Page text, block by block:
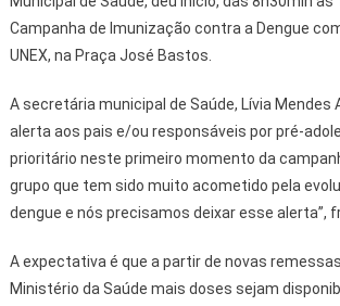
Campanha de Imunização contra a Dengue
UNEX, na Praça José Bastos.
A secretária municipal de Saúde, Lívia Mendes
alerta aos pais e/ou responsáveis por pré-
prioritário neste primeiro momento da
grupo que tem sido muito acometido pela
dengue e nós precisamos deixar esse alerta”,
A expectativa é que a partir de novas
Ministério da Saúde mais doses sejam